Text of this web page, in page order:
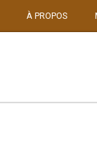
À PROPOS